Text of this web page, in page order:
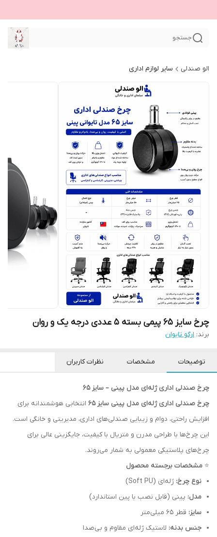
جستجو
الو صندلی سایر لوازم اداری
چرخ سایز ۶۵ پیمی بسته ۵ عددی درجه یک و روان
برند: ارگو تایوان
توضیحات مشخصات نظرات کاربران
چرخ صندلی اداری ژله‌ای مدل پینی – سایز ۶۵
چرخ صندلی اداری ژله‌ای مدل پینی سایز ۶۵
انتخابی هوشمندانه برای
افزایش راحتی، دوام و زیبایی صندلی‌های اداری، مدیریتی و خانگی است.
این چرخ‌ها با طراحی مدرن و متریال با کیفیت، جایگزینی عالی برای
چرخ‌های پلاستیکی معمولی به شمار می‌روند.
⭐ مشخصات برجسته محصول
نوع چرخ: ژله‌ای (Soft PU)
مدل: پینی (قابل نصب با پین استاندارد)
سایز: قطر ۶۵ میلی‌متر
جنس بدنه: لاستیک ژله‌ای مقاوم و بی‌صدا